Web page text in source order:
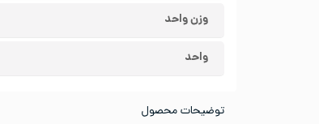
وزن واحد
واحد
توضیحات محصول